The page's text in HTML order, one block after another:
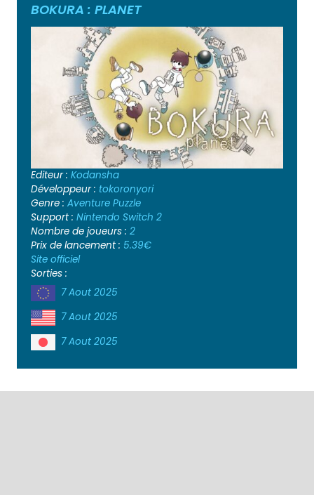
BOKURA : PLANET
Editeur : Kodansha
Développeur : tokoronyori
Genre : Aventure Puzzle
Support : Nintendo Switch 2
Nombre de joueurs : 2
Prix de lancement : 5.39€
Site officiel
Sorties :
7 Aout 2025
7 Aout 2025
7 Aout 2025